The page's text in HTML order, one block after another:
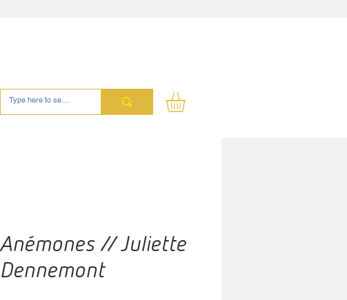
Anémones // Juliette
Dennemont